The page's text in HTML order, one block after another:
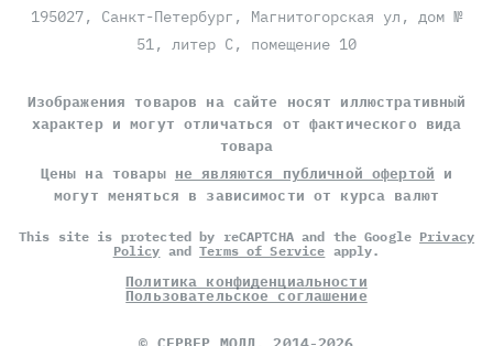
195027, Санкт-Петербург, Магнитогорская ул, дом №
51, литер С, помещение 10
Изображения товаров на сайте носят иллюстративный
характер и могут отличаться от фактического вида
товара
Цены на товары не являются публичной офертой и
могут меняться в зависимости от курса валют
This site is protected by reCAPTCHA and the Google Privacy
Policy andTerms of Service apply.
Политика конфиденциальности
Пользовательское соглашение